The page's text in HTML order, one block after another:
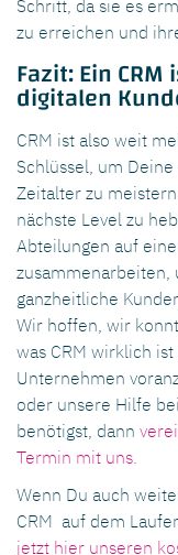
Schritt, da sie es
zu erreichen und
Fazit: Ein
digitalen
CRM ist also weit
Schlüssel, um
Zeitalter zu
nächste Level zu
Abteilungen auf
zusammenarbeiten,
ganzheitliche
Wir hoffen, wir
was CRM wirklich
Unternehmen
oder unsere Hilfe
benötigst, dann
Termin mit uns.
Wenn Du auch
CRM auf dem
jetzt hier unseren